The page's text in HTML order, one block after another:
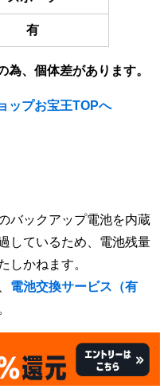
有
、個体差があります。
ップお宝王TOPへ
バックアップ電池を内蔵
しているため、電池残量
しかねます。
電池交換サービス（有